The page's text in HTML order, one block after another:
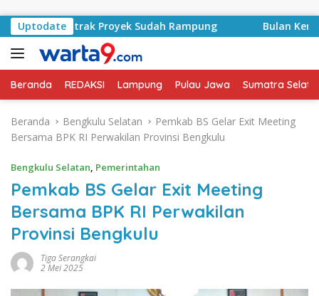
Uptodate
Kontrak Proyek Sudah Rampung Bulan
Beranda REDAKSI Lampung Pulau Jawa Sumatra
Beranda Bengkulu Selatan
Pemkab BS Gelar Exit Meeting
Bersama BPK RI Perwakilan Provinsi Bengkulu
Bengkulu Selatan, Pemerintahan
Pemkab BS Gelar Exit Meeting
Bersama BPK RI Perwakilan
Provinsi Bengkulu
Tiga Serangkai
2 Mei 2025